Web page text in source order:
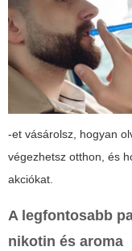
-et vásárolsz, hogyan
végezhetsz otthon, és
akciókat.
A legfontosabb
nikotin és aroma